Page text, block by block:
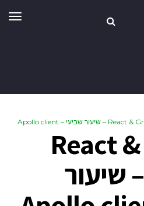
קורס חינם React &
GraphQL – שיעור